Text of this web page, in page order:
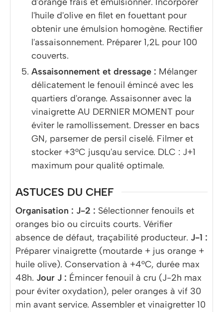
l'huile d'olive en filet en fouettant pour
obtenir une émulsion homogène. Rectifier
l'assaisonnement. Préparer 1,2L pour 100
couverts.
Assaisonnement et dressage : Mélanger
délicatement le fenouil émincé avec les
quartiers d'orange. Assaisonner avec la
vinaigrette AU DERNIER MOMENT pour
éviter le ramollissement. Dresser en bacs
GN, parsemer de persil ciselé. Filmer et
stocker +3°C jusqu'au service. DLC : J+1
maximum pour qualité optimale.
ASTUCES DU CHEF
Organisation : J-2 : Sélectionner fenouils et
oranges bio ou circuits courts. Vérifier
absence de défaut, traçabilité producteur. J-1 :
Préparer vinaigrette (moutarde + jus orange +
huile olive). Conservation à +4°C, durée max
48h. Jour J : Émincer fenouil à cru (J-2h max
pour éviter oxydation), peler oranges à vif 30
min avant service. Assembler et vinaigretter 10